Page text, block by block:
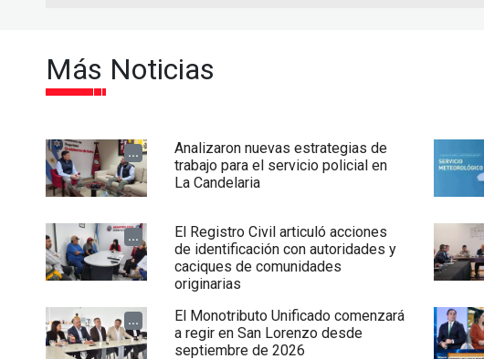
Más Noticias
...
Analizaron nuevas estrategias de
trabajo para el servicio policial en
La Candelaria
...
El Registro Civil articuló acciones
de identificación con autoridades y
caciques de comunidades
originarias
...
El Monotributo Unificado comenzará
a regir en San Lorenzo desde
septiembre de 2026